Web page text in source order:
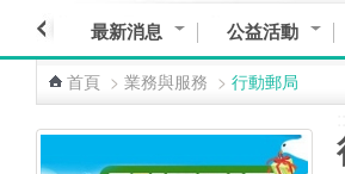
最新消息 公益活動
首頁 > 業務與服務 > 行動郵局